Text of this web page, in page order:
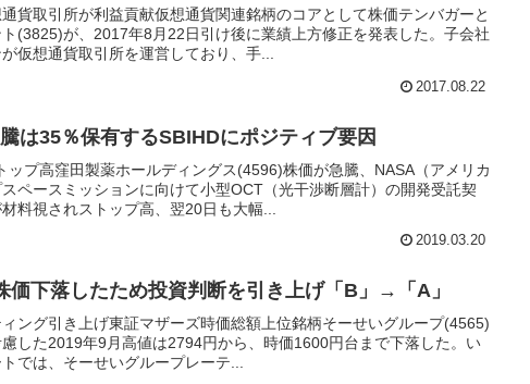
貨取引所が利益貢献仮想通貨関連銘柄のコアとして株価テンバガーと
(3825)が、2017年8月22日引け後に業績上方修正を発表した。子会社
仮想通貨取引所を運営しており、手...
2017.08.22
は35％保有するSBIHDにポジティブ要因
ップ高窪田製薬ホールディングス(4596)株価が急騰、NASA（アメリカ
ペースミッションに向けて小型OCT（光干渉断層計）の開発受託契
料視されストップ高、翌20日も大幅...
2019.03.20
価下落したため投資判断を引き上げ「B」→「A」
ング引き上げ東証マザーズ時価総額上位銘柄そーせいグループ(4565)
した2019年9月高値は2794円から、時価1600円台まで下落した。い
では、そーせいグループレーテ...